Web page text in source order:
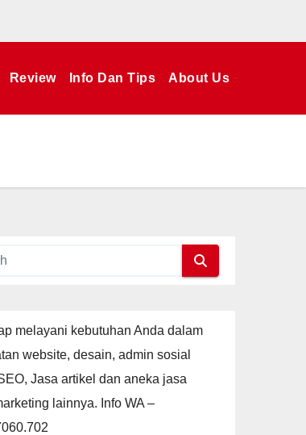
Review Info Dan Tips About Us
melayani kebutuhan Anda dalam
website, desain, admin sosial
Jasa artikel dan aneka jasa
lainnya. Info WA –